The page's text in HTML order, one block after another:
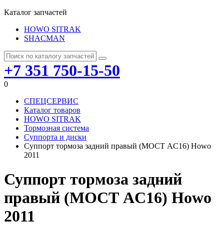
Каталог запчастей
HOWO SITRAK
SHACMAN
+7 351 750-15-50
0
СПЕЦСЕРВИС
Каталог товаров
HOWO SITRAK
Тормозная система
Суппорта и диски
Суппорт тормоза задний правый (МОСТ AC16) Howo
2011
Суппорт тормоза задний
правый (МОСТ AC16) Howo
2011